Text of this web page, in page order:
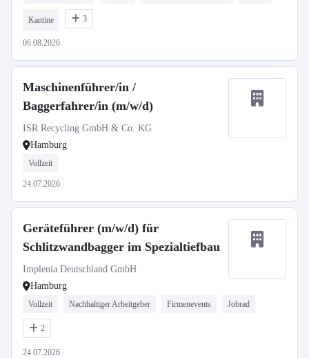
Kantine 3
06.08.2026
Maschinenführer/in /
Baggerfahrer/in (m/w/d)
ISR Recycling GmbH & Co. KG
Hamburg
Vollzeit
24.07.2026
Geräteführer (m/w/d) für
Schlitzwandbagger im Spezialtiefbau
Implenia Deutschland GmbH
Hamburg
Vollzeit Nachhaltiger Arbeitgeber Firmenevents Jobrad
2
24.07.2026